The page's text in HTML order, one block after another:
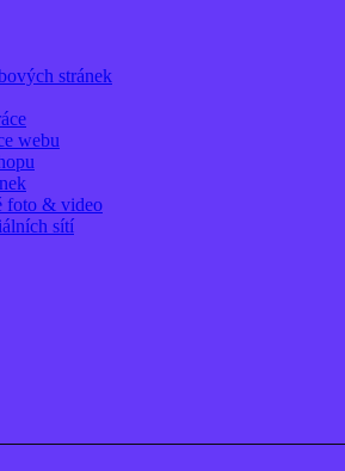
stránek
webu
foto & video
sítí